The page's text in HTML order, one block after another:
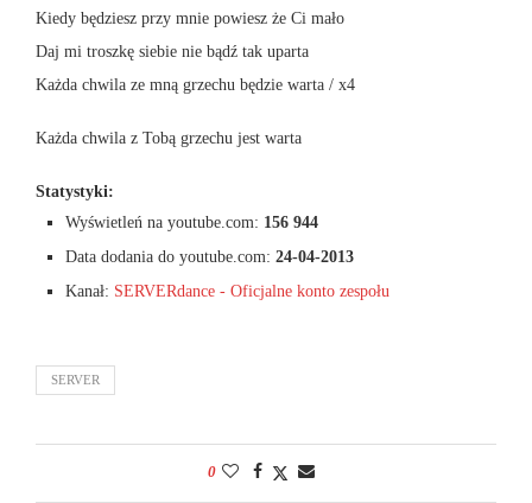
Kiedy będziesz przy mnie powiesz że Ci mało
Daj mi troszkę siebie nie bądź tak uparta
Każda chwila ze mną grzechu będzie warta / x4
Każda chwila z Tobą grzechu jest warta
Statystyki:
Wyświetleń na youtube.com: 156 944
Data dodania do youtube.com: 24-04-2013
Kanał: SERVERdance - Oficjalne konto zespołu
SERVER
0